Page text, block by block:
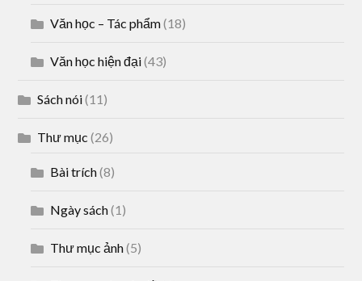
Văn học – Tác phẩm(18)
Văn học hiện đại(43)
Sách nói(11)
Thư mục (26)
Bài trích(8)
Ngày sách(1)
Thư mục ảnh(5)